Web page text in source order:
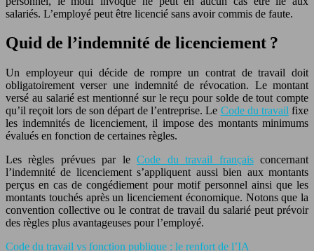
salariés. L’employé peut être licencié sans avoir commis de faute.
Quid de l’indemnité de licenciement ?
Un employeur qui décide de rompre un contrat de travail doit
obligatoirement verser une indemnité de révocation. Le montant
versé au salarié est mentionné sur le reçu pour solde de tout compte
qu’il reçoit lors de son départ de l’entreprise. Le Code du travail fixe
les indemnités de licenciement, il impose des montants minimums
évalués en fonction de certaines règles.
Les règles prévues par leCode du travail françaisconcernant
l’indemnité de licenciement s’appliquent aussi bien aux montants
perçus en cas de congédiement pour motif personnel ainsi que les
montants touchés après un licenciement économique. Notons que la
convention collective ou le contrat de travail du salarié peut prévoir
des règles plus avantageuses pour l’employé.
Code du travail vs fonction publique : le renfort de l’IA